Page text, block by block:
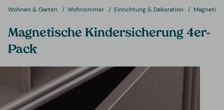
Wohnen & Garten Wohnzimmer Einrichtung & Dekoration
Magnetische Kindersicherung 4er-
Pack